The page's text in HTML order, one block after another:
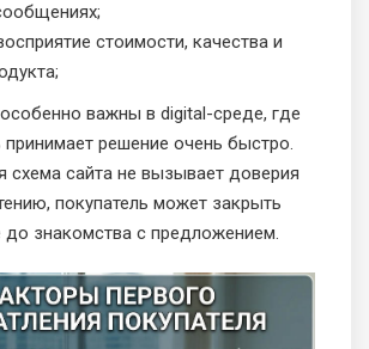
стоимости, качества и
важны в digital-среде, где
принимает решение очень быстро.
схема сайта не вызывает доверия
покупатель может закрыть
до знакомства с предложением.